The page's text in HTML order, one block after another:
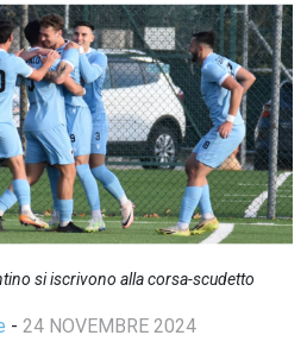
si iscrivono alla corsa-scudetto
- 24 NOVEMBRE 2024